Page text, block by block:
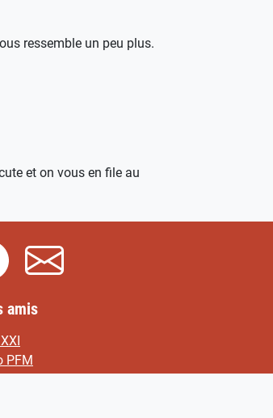
ressemble un peu plus.
et on vous en file au
amis
PFM